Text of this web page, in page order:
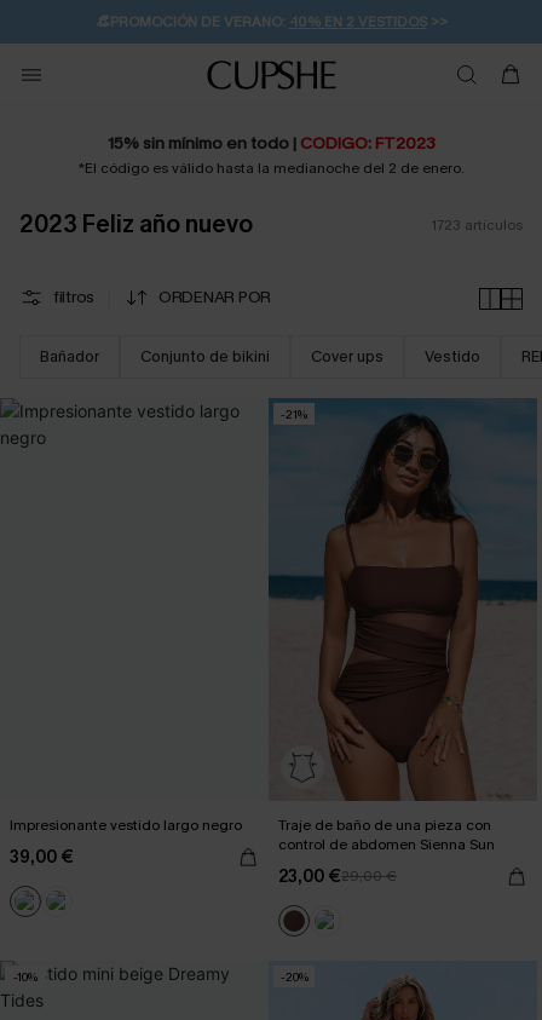
👒PROMOCIÓN DE VERANO: -10% EN 2 VESTIDOS>>
💌¡SUSCRIBIRSE & GANAR -10% EXTRA!
🚚ENVÍO GRATUITO A PARTIR DE 49 € >>
15% sin mínimo en todo | CODIGO: FT2023
*El código es válido hasta la medianoche del 2 de enero.
2023 Feliz año nuevo 1723 artículos
filtros ORDENAR POR
Bañador Conjunto de bikini Cover ups Vestido
Impresionante vestido largo negro
39,00 €
-21%
Traje de baño de una pieza con
control de abdomen Sienna Sun
23,00 €29,00 €
-10% -20%